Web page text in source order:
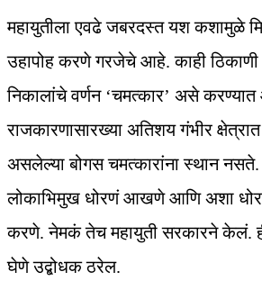
महायुतीला एवढे जबरदस्त यश कशामुळे
उहापोह करणे गरजेचे आहे. काही ठिकाणी
निकालांचे वर्णन ‘चमत्कार’ असे
राजकारणासारख्या अतिशय गंभीर
असलेल्या बोगस चमत्कारांना स्थान
लोकाभिमुख धोरणं आखणे आणि अशा
करणे. नेमकं तेच महायुती सरकारने केलं.
घेणे उद्बोधक ठरेल.